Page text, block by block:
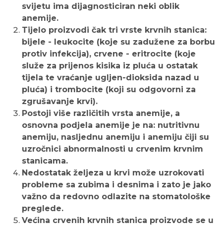
svijetu ima dijagnosticiran neki oblik
anemije.
Tijelo proizvodi čak tri vrste krvnih stanica:
bijele - leukocite (koje su zadužene za borbu
protiv infekcija), crvene - eritrocite (koje
služe za prijenos kisika iz pluća u ostatak
tijela te vraćanje ugljen-dioksida nazad u
pluća) i trombocite (koji su odgovorni za
zgrušavanje krvi).
Postoji više različitih vrsta anemije, a
osnovna podjela anemije je na: nutritivnu
anemiju, nasljednu anemiju i anemiju čiji su
uzročnici abnormalnosti u crvenim krvnim
stanicama.
Nedostatak željeza u krvi može uzrokovati
probleme sa zubima i desnima i zato je jako
važno da redovno odlazite na stomatološke
preglede.
Većina crvenih krvnih stanica proizvode se u